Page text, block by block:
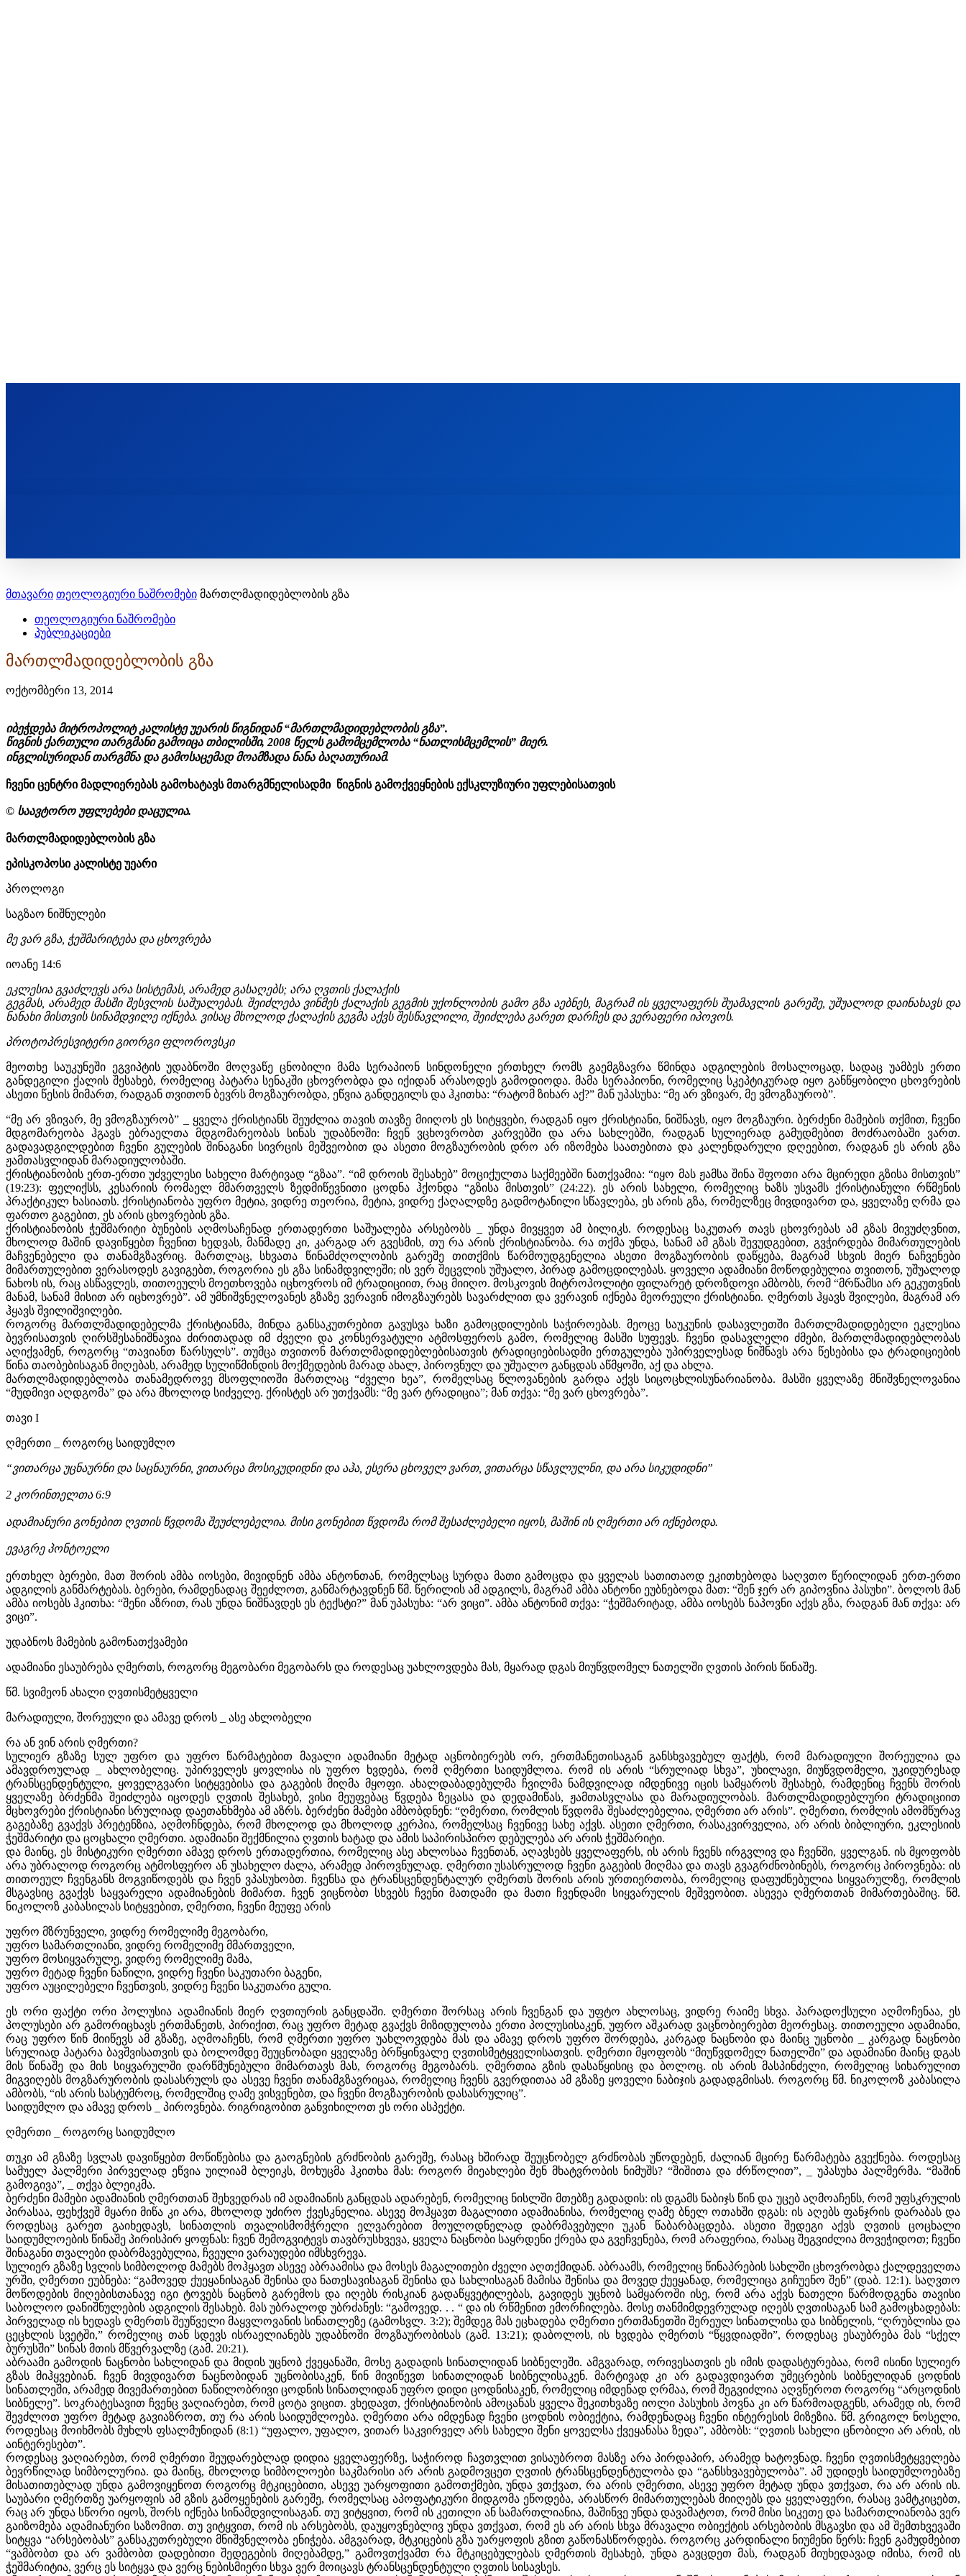
მთავარი თეოლოგიური ნაშრომები მართლმადიდებლობის გზა
თეოლოგიური ნაშრომები
პუბლიკაციები
მართლმადიდებლობის გზა
ოქტომბერი 13, 2014
იბეჭდება მიტროპოლიტ კალისტე უეარის წიგნიდან “მართლმადიდებლობის გზა”.
წიგნის ქართული თარგმანი გამოიცა თბილისში, 2008 წელს გამომცემლობა “ნათლისმცემლის” მიერ.
ინგლისურიდან თარგმნა და გამოსაცემად მოამზადა ნანა ბაღათურიამ.
ჩვენი ცენტრი მადლიერებას გამოხატავს მთარგმნელისადმი წიგნის გამოქვეყნების ექსკლუზიური უფლებისათვის
© საავტორო უფლებები დაცულია.
მართლმადიდებლობის გზა
ეპისკოპოსი კალისტე უეარი
პროლოგი
საგზაო ნიშნულები
მე ვარ გზა, ჭეშმარიტება და ცხოვრება
იოანე 14:6
ეკლესია გვაძლევს არა სისტემას, არამედ გასაღებს; არა ღვთის ქალაქის
გეგმას, არამედ მასში შესვლის საშუალებას. შეიძლება ვინმეს ქალაქის გეგმის უქონლობის გამო გზა აებნეს, მაგრამ ის ყველაფერს შუამავლის გარეშე, უშუალოდ დაინახავს და
ნანახი მისთვის სინამდვილე იქნება. ვისაც მხოლოდ ქალაქის გეგმა აქვს შესწავლილი, შეიძლება გარეთ დარჩეს და ვერაფერი იპოვოს.
პროტოპრესვიტერი გიორგი ფლოროვსკი
მეოთხე საუკუნეში ეგვიპტის უდაბნოში მოღვაწე ცნობილი მამა სერაპიონ სინდონელი ერთხელ რომს გაემგზავრა წმინდა ადგილების მოსალოცად, სადაც უამბეს ერთი
განდეგილი ქალის შესახებ, რომელიც პატარა სენაკში ცხოვრობდა და იქიდან არასოდეს გამოდიოდა. მამა სერაპიონი, რომელიც სკეპტიკურად იყო განწყობილი ცხოვრების
ასეთი წესის მიმართ, რადგან თვითონ ბევრს მოგზაურობდა, ეწვია განდეგილს და ჰკითხა: “რატომ ზიხარ აქ?” მან უპასუხა: “მე არ ვზივარ, მე ვმოგზაურობ”.
“მე არ ვზივარ, მე ვმოგზაურობ” _ ყველა ქრისტიანს შეუძლია თავის თავზე მიიღოს ეს სიტყვები, რადგან იყო ქრისტიანი, ნიშნავს, იყო მოგზაური. ბერძენი მამების თქმით, ჩვენი
მდგომარეობა ჰგავს ებრაელთა მდგომარეობას სინას უდაბნოში: ჩვენ ვცხოვრობთ კარვებში და არა სახლებში, რადგან სულიერად გამუდმებით მოძრაობაში ვართ.
გადავადგილდებით ჩვენი გულების შინაგანი სივრცის მეშვეობით და ასეთი მოგზაურობის დრო არ იზომება საათებითა და კალენდარული დღეებით, რადგან ეს არის გზა
ჟამთასვლიდან მარადიულობაში.
ქრისტიანობის ერთ-ერთი უძველესი სახელი მარტივად “გზაა”. “იმ დროის შესახებ” მოციქულთა საქმეებში ნათქვამია: “იყო მას ჟამსა შინა შფოთი არა მცირედი გზისა მისთვის”
(19:23): ფელიქსს, კესარიის რომაელ მმართველს ზედმიწევნითი ცოდნა ჰქონდა “გზისა მისთვის” (24:22). ეს არის სახელი, რომელიც ხაზს უსვამს ქრისტიანული რწმენის
პრაქტიკულ ხასიათს. ქრისტიანობა უფრო მეტია, ვიდრე თეორია, მეტია, ვიდრე ქაღალდზე გადმოტანილი სწავლება, ეს არის გზა, რომელზეც მივდივართ და, ყველაზე ღრმა და
ფართო გაგებით, ეს არის ცხოვრების გზა.
ქრისტიანობის ჭეშმარიტი ბუნების აღმოსაჩენად ერთადერთი საშუალება არსებობს _ უნდა მივყვეთ ამ ბილიკს. როდესაც საკუთარ თავს ცხოვრებას ამ გზას მივუძღვნით,
მხოლოდ მაშინ დავიწყებთ ჩვენით ხედვას, მანმადე კი, კარგად არ გვესმის, თუ რა არის ქრისტიანობა. რა თქმა უნდა, სანამ ამ გზას შევუდგებით, გვჭირდება მიმართულების
მაჩვენებელი და თანამგზავრიც. მართლაც, სხვათა წინამძღოლობის გარეშე თითქმის წარმოუდგენელია ასეთი მოგზაურობის დაწყება, მაგრამ სხვის მიერ ნაჩვენები
მიმართულებით ვერასოდეს გავიგებთ, როგორია ეს გზა სინამდვილეში; ის ვერ შეცვლის უშუალო, პირად გამოცდილებას. ყოველი ადამიანი მოწოდებულია თვითონ, უშუალოდ
ნახოს ის, რაც ასწავლეს, თითოეულს მოეთხოვება იცხოვროს იმ ტრადიციით, რაც მიიღო. მოსკოვის მიტროპოლიტი ფილარეტ დროზდოვი ამბობს, რომ “მრწამსი არ გეკუთვნის
მანამ, სანამ მისით არ იცხოვრებ”. ამ უმნიშვნელოვანეს გზაზე ვერავინ იმოგზაურებს სავარძლით და ვერავინ იქნება მეორეული ქრისტიანი. ღმერთს ჰყავს შვილები, მაგრამ არ
ჰყავს შვილიშვილები.
როგორც მართლმადიდებელმა ქრისტიანმა, მინდა განსაკუთრებით გავუსვა ხაზი გამოცდილების საჭიროებას. მეოცე საუკუნის დასავლეთში მართლმადიდებელი ეკლესია
ბევრისათვის ღირსშესანიშნავია ძირითადად იმ ძველი და კონსერვატული ატმოსფეროს გამო, რომელიც მასში სუფევს. ჩვენი დასავლელი ძმები, მართლმადიდებლობას
აღიქვამენ, როგორც “თავიანთ წარსულს”. თუმცა თვითონ მართლმადიდებლებისათვის ტრადიციებისადმი ერთგულება უპირველესად ნიშნავს არა წესებისა და ტრადიციების
წინა თაობებისაგან მიღებას, არამედ სულიწმინდის მოქმედების მარად ახალ, პიროვნულ და უშუალო განცდას აწმყოში, აქ და ახლა.
მართლმადიდებლობა თანამედროვე მსოფლიოში მართლაც “ძველი ხეა”, რომელსაც წლოვანების გარდა აქვს სიცოცხლისუნარიანობა. მასში ყველაზე მნიშვნელოვანია
“მუდმივი აღდგომა” და არა მხოლოდ სიძველე. ქრისტეს არ უთქვამს: “მე ვარ ტრადიცია”; მან თქვა: “მე ვარ ცხოვრება”.
თავი I
ღმერთი _ როგორც საიდუმლო
“ვითარცა უცნაურნი და საცნაურნი, ვითარცა მოსიკუდიდნი და აჰა, ესერა ცხოველ ვართ, ვითარცა სწავლულნი, და არა სიკუდიდნი”
2 კორინთელთა 6:9
ადამიანური გონებით ღვთის წვდომა შეუძლებელია. მისი გონებით წვდომა რომ შესაძლებელი იყოს, მაშინ ის ღმერთი არ იქნებოდა.
ევაგრე პონტოელი
ერთხელ ბერები, მათ შორის ამბა იოსები, მივიდნენ ამბა ანტონთან, რომელსაც სურდა მათი გამოცდა და ყველას სათითაოდ ეკითხებოდა საღვთო წერილიდან ერთ-ერთი
ადგილის განმარტებას. ბერები, რამდენადაც შეეძლოთ, განმარტავდნენ წმ. წერილის ამ ადგილს, მაგრამ ამბა ანტონი ეუბნებოდა მათ: “შენ ჯერ არ გიპოვნია პასუხი”. ბოლოს მან
ამბა იოსებს ჰკითხა: “შენი აზრით, რას უნდა ნიშნავდეს ეს ტექსტი?” მან უპასუხა: “არ ვიცი”. ამბა ანტონიმ თქვა: “ჭეშმარიტად, ამბა იოსებს ნაპოვნი აქვს გზა, რადგან მან თქვა: არ
ვიცი”.
უდაბნოს მამების გამონათქვამები
ადამიანი ესაუბრება ღმერთს, როგორც მეგობარი მეგობარს და როდესაც უახლოვდება მას, მყარად დგას მიუწვდომელ ნათელში ღვთის პირის წინაშე.
წმ. სვიმეონ ახალი ღვთისმეტყველი
მარადიული, შორეული და ამავე დროს _ ასე ახლობელი
რა ან ვინ არის ღმერთი?
სულიერ გზაზე სულ უფრო და უფრო წარმატებით მავალი ადამიანი მეტად აცნობიერებს ორ, ერთმანეთისაგან განსხვავებულ ფაქტს, რომ მარადიული შორეულია და
ამავდროულად _ ახლობელიც. უპირველეს ყოვლისა ის უფრო ხვდება, რომ ღმერთი საიდუმლოა. რომ ის არის “სრულიად სხვა”, უხილავი, მიუწვდომელი, უკიდურესად
ტრანსცენდენტული, ყოველგვარი სიტყვებისა და გაგების მიღმა მყოფი. ახალდაბადებულმა ჩვილმა ნამდვილად იმდენივე იცის სამყაროს შესახებ, რამდენიც ჩვენს შორის
ყველაზე ბრძენმა შეიძლება იცოდეს ღვთის შესახებ, ვისი მეუფებაც წვდება ზეცასა და დედამიწას, ჟამთასვლასა და მარადიულობას. მართლმადიდებლური ტრადიციით
მცხოვრები ქრისტიანი სრულიად დაეთანხმება ამ აზრს. ბერძენი მამები ამბობდნენ: “ღმერთი, რომლის წვდომა შესაძლებელია, ღმერთი არ არის”. ღმერთი, რომლის ამომწურავ
გაგებაზე გვაქვს პრეტენზია, აღმოჩნდება, რომ მხოლოდ და მხოლოდ კერპია, რომელსაც ჩვენივე სახე აქვს. ასეთი ღმერთი, რასაკვირველია, არ არის ბიბლიური, ეკლესიის
ჭეშმარიტი და ცოცხალი ღმერთი. ადამიანი შექმნილია ღვთის ხატად და ამის საპირისპირო დებულება არ არის ჭეშმარიტი.
და მაინც, ეს მისტიკური ღმერთი ამავე დროს ერთადერთია, რომელიც ასე ახლოსაა ჩვენთან, აღავსებს ყველაფერს, ის არის ჩვენს ირგვლივ და ჩვენში, ყველგან. ის მყოფობს
არა უბრალოდ როგორც ატმოსფერო ან უსახელო ძალა, არამედ პიროვნულად. ღმერთი უსასრულოდ ჩვენი გაგების მიღმაა და თავს გვაგრძნობინებს, როგორც პიროვნება: ის
თითოეულ ჩვენგანს მოგვიწოდებს და ჩვენ ვპასუხობთ. ჩვენსა და ტრანსცენდენტალურ ღმერთს შორის არის ურთიერთობა, რომელიც დაფუძნებულია სიყვარულზე, რომლის
მსგავსიც გვაქვს საყვარელი ადამიანების მიმართ. ჩვენ ვიცნობთ სხვებს ჩვენი მათდამი და მათი ჩვენდამი სიყვარულის მეშვეობით. ასევეა ღმერთთან მიმართებაშიც. წმ.
ნიკოლოზ კაბასილას სიტყვებით, ღმერთი, ჩვენი მეუფე არის
უფრო მზრუნველი, ვიდრე რომელიმე მეგობარი,
უფრო სამართლიანი, ვიდრე რომელიმე მმართველი,
უფრო მოსიყვარულე, ვიდრე რომელიმე მამა,
უფრო მეტად ჩვენი ნაწილი, ვიდრე ჩვენი საკუთარი ბაგენი,
უფრო აუცილებელი ჩვენთვის, ვიდრე ჩვენი საკუთარი გული.
ეს ორი ფაქტი ორი პოლუსია ადამიანის მიერ ღვთიურის განცდაში. ღმერთი შორსაც არის ჩვენგან და უფტო ახლოსაც, ვიდრე რაიმე სხვა. პარადოქსული აღმოჩენაა, ეს
პოლუსები არ გამორიცხავს ერთმანეთს, პირიქით, რაც უფრო მეტად გვაქვს მიზიდულობა ერთი პოლუსისაკენ, უფრო აშკარად ვაცნობიერებთ მეორესაც. თითოეული ადამიანი,
რაც უფრო წინ მიიწევს ამ გზაზე, აღმოაჩენს, რომ ღმერთი უფრო უახლოვდება მას და ამავე დროს უფრო შორდება, კარგად ნაცნობი და მაინც უცნობი _ კარგად ნაცნობი
სრულიად პატარა ბავშვისათვის და ბოლომდე შეუცნობადი ყველაზე ბრწყინვალე ღვთისმეტყველისათვის. ღმერთი მყოფობს “მიუწვდომელ ნათელში” და ადამიანი მაინც დგას
მის წინაშე და მის სიყვარულში დარწმუნებული მიმართავს მას, როგორც მეგობარს. ღმერთია გზის დასაწყისიც და ბოლოც. ის არის მასპინძელი, რომელიც სიხარულით
მიგვიღებს მოგზარურობის დასასრულს და ასევე ჩვენი თანამგზავრიცაა, რომელიც ჩვენს გვერდითაა ამ გზაზე ყოველი ნაბიჯის გადადგმისას. როგორც წმ. ნიკოლოზ კაბასილა
ამბობს, “ის არის სასტუმროც, რომელშიც ღამე ვისვენებთ, და ჩვენი მოგზაურობის დასასრულიც”.
საიდუმლო და ამავე დროს _ პიროვნება. რიგრიგობით განვიხილოთ ეს ორი ასპექტი.
ღმერთი _ როგორც საიდუმლო
თუკი ამ გზაზე სვლას დავიწყებთ მოწიწებისა და გაოგნების გრძნობის გარეშე, რასაც ხშირად შეუცნობელ გრძნობას უწოდებენ, ძალიან მცირე წარმატება გვექნება. როდესაც
სამუელ პალმერი პირველად ეწვია უილიამ ბლეიკს, მოხუცმა ჰკითხა მას: როგორ მიეახლები შენ მხატვრობის ნიმუშს? “შიშითა და ძრწოლით”, _ უპასუხა პალმერმა. “მაშინ
გამოგივა”, _ თქვა ბლეიკმა.
ბერძენი მამები ადამიანის ღმერთთან შეხვედრას იმ ადამიანის განცდას ადარებენ, რომელიც ნისლში მთებზე გადადის: ის დგამს ნაბიჯს წინ და უცებ აღმოაჩენს, რომ უფსკრულის
პირასაა, ფეხქვეშ მყარი მიწა კი არა, მხოლოდ უძირო ქვესკნელია. ასევე მოჰყავთ მაგალითი ადამიანისა, რომელიც ღამე ბნელ ოთახში დგას: ის აღებს ფანჯრის დარაბას და
როდესაც გარეთ გაიხედავს, სინათლის თვალისმომჭრელი ელვარებით მოულოდნელად დაბრმავებული უკან წაბარბაცდება. ასეთი შედეგი აქვს ღვთის ცოცხალი
საიდუმლოების წინაშე პირისპირ ყოფნას: ჩვენ შემოგვიტევს თავბრუსხვევა, ყველა ნაცნობი საყრდენი ქრება და გვეჩვენება, რომ არაფერია, რასაც შეგვიძლია მოვეჭიდოთ; ჩვენი
შინაგანი თვალები დაბრმავებულია, ჩვეული ვარაუდები იმსხვრევა.
სულიერ გზაზე სვლის სიმბოლოდ მამებს მოჰყავთ ასევე აბრაამისა და მოსეს მაგალითები ძველი აღთქმიდან. აბრაამს, რომელიც წინაპრების სახლში ცხოვრობდა ქალდეველთა
ურში, ღმერთი ეუბნება: “გამოვედ ქუეყანისაგან შენისა და ნათესავისაგან შენისა და სახლისაგან მამისა შენისა და მოვედ ქუეყანად, რომელიცა გიჩუენო შენ” (დაბ. 12:1). საღვთო
მოწოდების მიღებისთანავე იგი ტოვებს ნაცნობ გარემოს და იღებს რისკიან გადაწყვეტილებას, გავიდეს უცნობ სამყაროში ისე, რომ არა აქვს ნათელი წარმოდგენა თავისი
საბოლოო დანიშნულების ადგილის შესახებ. მას უბრალოდ უბრძანეს: “გამოვედ. . . “ და ის რწმენით ემორჩილება. მოსე თანმიმდევრულად იღებს ღვთისაგან სამ გამოცხადებას:
პირველად ის ხედავს ღმერთს შეუწველი მაყვლოვანის სინათლეზე (გამოსვლ. 3:2); შემდეგ მას ეცხადება ღმერთი ერთმანეთში შერეულ სინათლისა და სიბნელის, “ღრუბლისა და
ცეცხლის სვეტში,” რომელიც თან სდევს ისრაელიანებს უდაბნოში მოგზაურობისას (გამ. 13:21); დაბოლოს, ის ხვდება ღმერთს “წყვდიადში”, როდესაც ესაუბრება მას “სქელ
ბურუსში” სინას მთის მწვერვალზე (გამ. 20:21).
აბრაამი გამოდის ნაცნობი სახლიდან და მიდის უცნობ ქვეყანაში, მოსე გადადის სინათლიდან სიბნელეში. ამგვარად, ორივესათვის ეს იმის დადასტურებაა, რომ ისინი სულიერ
გზას მიჰყვებიან. ჩვენ მივდივართ ნაცნობიდან უცნობისაკენ, წინ მივიწევთ სინათლიდან სიბნელისაკენ. მარტივად კი არ გადავდივართ უმეცრების სიბნელიდან ცოდნის
სინათლეში, არამედ მივემართებით ნაწილობრივი ცოდნის სინათლიდან უფრო დიდი ცოდნისაკენ, რომელიც იმდენად ღრმაა, რომ შეგვიძლია აღვწეროთ როგორც “არცოდნის
სიბნელე”. სოკრატესავით ჩვენც ვაღიარებთ, რომ ცოტა ვიცით. ვხედავთ, ქრისტიანობის ამოცანას ყველა შეკითხვაზე იოლი პასუხის პოვნა კი არ წარმოადგენს, არამედ ის, რომ
შევძლოთ უფრო მეტად გავიაზროთ, თუ რა არის საიდუმლოება. ღმერთი არა იმდენად ჩვენი ცოდნის ობიექტია, რამდენადაც ჩვენი ინტერესის მიზეზია. წმ. გრიგოლ ნოსელი,
როდესაც მოიხმობს მუხლს ფსალმუნიდან (8:1) “უფალო, უფალო, ვითარ საკვირველ არს სახელი შენი ყოველსა ქვეყანასა ზედა”, ამბობს: “ღვთის სახელი ცნობილი არ არის, ის
აინტერესებთ”.
როდესაც ვაღიარებთ, რომ ღმერთი შეუდარებლად დიდია ყველაფერზე, საჭიროდ ჩავთვლით ვისაუბროთ მასზე არა პირდაპირ, არამედ ხატოვნად. ჩვენი ღვთისმეტყველება
ბევრწილად სიმბოლურია. და მაინც, მხოლოდ სიმბოლოები საკმარისი არ არის გადმოვცეთ ღვთის ტრანსცენდენტულობა და “განსხვავებულობა”. ამ უდიდეს საიდუმლოებაზე
მისათითებლად უნდა გამოვიყენოთ როგორც მტკიცებითი, ასევე უარყოფითი გამოთქმები, უნდა ვთქვათ, რა არის ღმერთი, ასევე უფრო მეტად უნდა ვთქვათ, რა არ არის ის.
საუბარი ღმერთზე უარყოფის ამ გზის გამოყენების გარეშე, რომელსაც აპოფატიკური მიდგომა ეწოდება, არასწორ მიმართულებას მიიღებს და ყველაფერი, რასაც ვამტკიცებთ,
რაც არ უნდა სწორი იყოს, შორს იქნება სინამდვილისაგან. თუ ვიტყვით, რომ ის კეთილი ან სამართლიანია, მაშინვე უნდა დავამატოთ, რომ მისი სიკეთე და სამართლიანობა ვერ
გაიზომება ადამიანური საზომით. თუ ვიტყვით, რომ ის არსებობს, დაუყოვნებლივ უნდა ვთქვათ, რომ ეს არ არის სხვა მრავალი ობიექტის არსებობის მსგავსი და ამ შემთხვევაში
სიტყვა “არსებობას” განსაკუთრებული მნიშვნელობა ენიჭება. ამგვარად, მტკიცების გზა უარყოფის გზით გაწონასწორდება. როგორც კარდინალი ნიუმენი წერს: ჩვენ გამუდმებით
“ვამბობთ და არ ვამბობთ დადებითი შედეგების მიღებამდე,” გამოვთქვამთ რა მტკიცებულებას ღმერთის შესახებ, უნდა გავცდეთ მას, რადგან მიუხედავად იმისა, რომ ის
ჭეშმარიტია, ვერც ეს სიტყვა და ვერც ნებისმიერი სხვა ვერ მოიცავს ტრანსცენდენტული ღვთის სისავსეს.